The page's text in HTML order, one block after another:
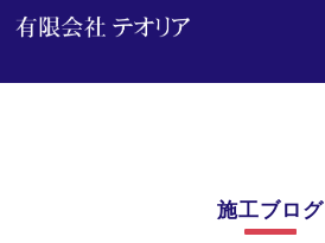
施工ブログ